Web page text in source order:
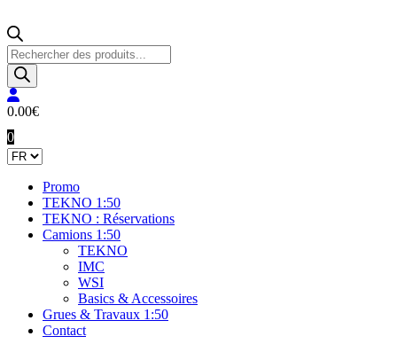
Recherche
de
produits
0.00€
0
Promo
TEKNO 1:50
TEKNO : Réservations
Camions 1:50
TEKNO
IMC
WSI
Basics & Accessoires
Grues & Travaux 1:50
Contact